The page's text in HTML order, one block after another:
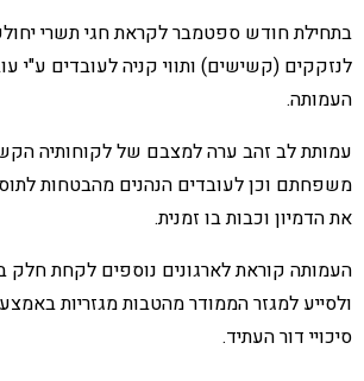
בתחילת חודש ספטמבר לקראת חגי תשרי
לנזקקים (קשישים) ותווי קניה לעובדים ע"י
העמותה.
עמותת לב זהב ערה למצבם של לקוחותיה
משפחתם וכן לעובדים הנהנים מהבטחות
את הדמיון וכבות בו זמנית.
העמותה קוראת לארגונים נוספים לקחת חלק
ולסייע למגזר הממודר מהטבות מגזריות
סיכויי דור העתיד.